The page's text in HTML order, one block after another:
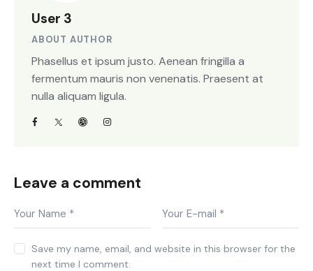
User 3
ABOUT AUTHOR
Phasellus et ipsum justo. Aenean fringilla a
fermentum mauris non venenatis. Praesent at
nulla aliquam ligula.
Leave a comment
Save my name, email, and website in this browser for the
next time I comment.